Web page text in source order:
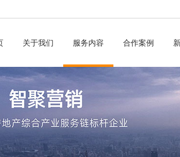
关于我们 服务内容 合作案例